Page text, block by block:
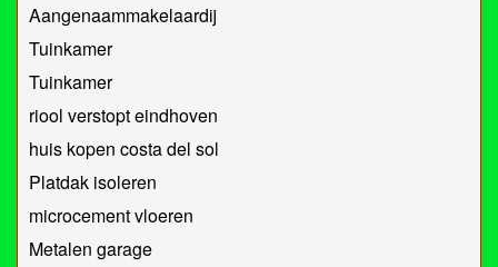
Aangenaammakelaardij
Tuinkamer
Tuinkamer
riool verstopt eindhoven
huis kopen costa del sol
Platdak isoleren
microcement vloeren
Metalen garage